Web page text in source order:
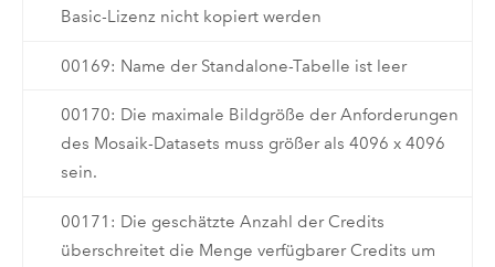
Basic-Lizenz nicht kopiert werden
00169: Name der Standalone-Tabelle ist leer
00170: Die maximale Bildgröße der Anforderungen
des Mosaik-Datasets muss größer als 4096 x 4096
sein.
00171: Die geschätzte Anzahl der Credits
überschreitet die Menge verfügbarer Credits um